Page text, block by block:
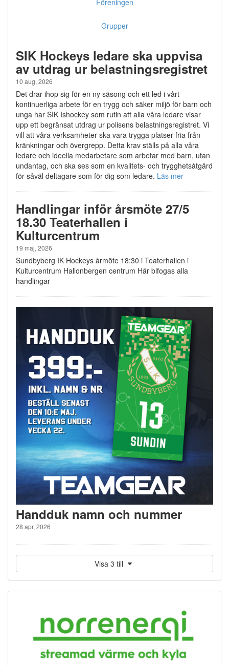
Föreningen
Grupper
SIK Hockeys ledare ska uppvisa
av utdrag ur belastningsregistret
10 aug, 2026
Det drar ihop sig för en ny säsong och ett led i vårt
kontinuerliga arbete för en trygg och säker miljö för barn och
unga har SIK Ishockey som rutin att alla våra ledare visar
upp ett begränsat utdrag ur polisens belastningsregistret. Vi
vill att våra verksamheter ska vara trygga platser fria från
kränkningar och övergrepp. Detta krav ställs på alla våra
ledare och ideella medarbetare som arbetar med barn, utan
undantag, och ska ses som en kvalitets- och trygghetsåtgärd
för såväl deltagare som för dig som ledare. Läs mer
Handlingar inför årsmöte 27/5
18.30 Teaterhallen i
Kulturcentrum
19 maj, 2026
Sundbyberg IK Hockeys årmöte 18:30 i Teaterhallen i
Kulturcentrum Hallonbergen centrum Här bifogas alla
handlingar
Handduk namn och nummer
28 apr, 2026
Visa 3 till